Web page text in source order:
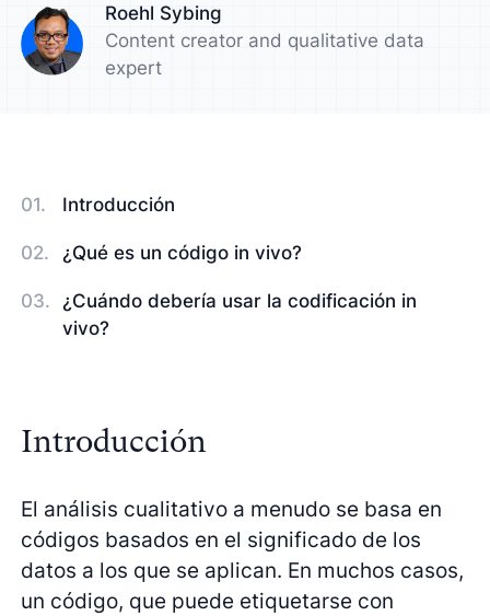
Roehl Sybing
Content creator and qualitative data
expert
Introducción
¿Qué es un código in vivo?
¿Cuándo debería usar la codificación in
vivo?
Introducción
El análisis cualitativo a menudo se basa en
códigos basados en el significado de los
datos a los que se aplican. En muchos casos,
un código, que puede etiquetarse con